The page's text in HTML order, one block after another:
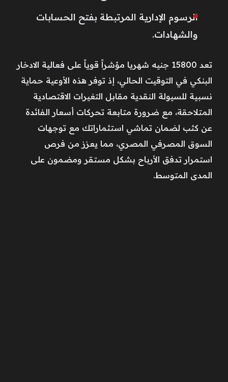
الرسوم الإدارية المرتبطة بفتح الحسابات
والشهادات.
تعد 15800 جنيه شهريا مؤشراً قوياً على فعالية الادخار
البنكي في التوقيت الحالي، إذ توفر هذه الأوعية حماية
نسبية للسيولة النقدية مقابل التغيرات الاقتصادية
المتلاحقة، مع ضرورة متابعة تحركات أسعار الفائدة
عن كثب لضمان تماشي استثماراتك مع توجهات
السوق المصرفي المصري، مما يعزز من فرص
استمرار تدفق الأرباح بشكل مستقر ومضمون على
المدى المتوسط.